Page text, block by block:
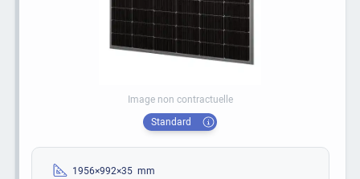
Image non contractuelle
Standard
1956×992×35 mm